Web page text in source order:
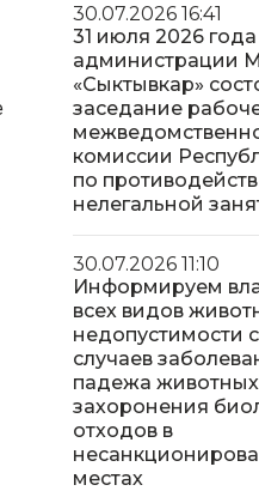
30.07.2026 16:41
31 июля 2026
администрации
«Сыктывкар»
заседание
комиссии
по
нелегальной
30.07.2026 11:10
Информируем
всех видов
недопустимости
случаев
падежа
захоронения
отходов в
местах